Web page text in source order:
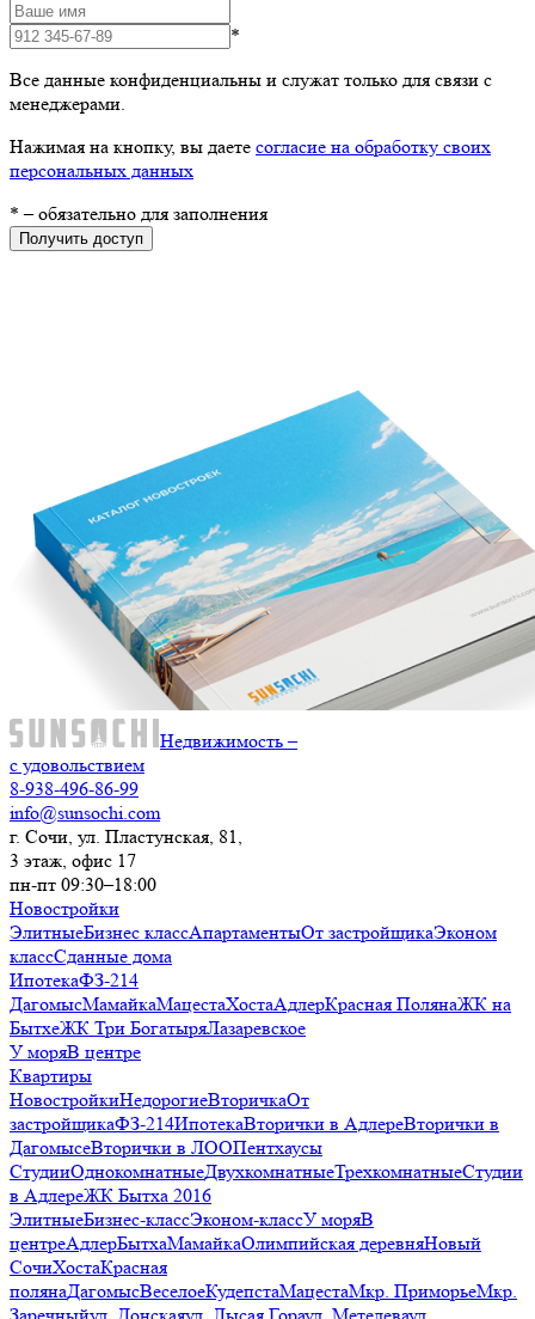
*
Все данные конфиденциальны и служат только для связи с
менеджерами.
Нажимая на кнопку, вы даете согласие на обработку своих
персональных данных
* – обязательно для заполнения
Получить доступ
Недвижимость –
с удовольствием
8-938-496-86-99
info@sunsochi.com
г. Сочи, ул. Пластунская, 81,
3 этаж, офис 17
пн-пт 09:30–18:00
Новостройки
ЭлитныеБизнес классАпартаментыОт застройщикаЭконом
классСданные дома
ИпотекаФЗ-214
ДагомысМамайкаМацестаХостаАдлерКрасная ПолянаЖК на
БытхеЖК Три БогатыряЛазаревское
У моряВ центре
Квартиры
НовостройкиНедорогиеВторичкаОт
застройщикаФЗ-214ИпотекаВторички в АдлереВторички в
ДагомысеВторички в ЛООПентхаусы
СтудииОднокомнатныеДвухкомнатныеТрехкомнатныеСтудии
в АдлереЖК Бытха 2016
ЭлитныеБизнес-классЭконом-классУ моряВ
центреАдлерБытхаМамайкаОлимпийская деревняНовый
СочиХостаКрасная
полянаДагомысВеселоеКудепстаМацестаМкр. ПриморьеМкр.
Заречныйул. Донскаяул. Лысая Гораул. Метелеваул.